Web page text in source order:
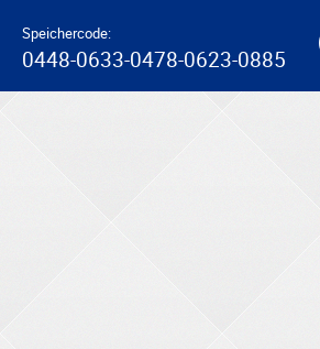
Speichercode:
0448-0633-0478-0623-0885